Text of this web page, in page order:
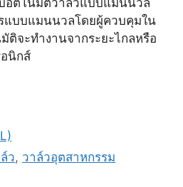
แบบแมนนวลโดยผู้ควบคุมใน
จะทำงานจากระยะไกลหรือ
นิกส์
ว, วาล์วอุตสาหกรรม